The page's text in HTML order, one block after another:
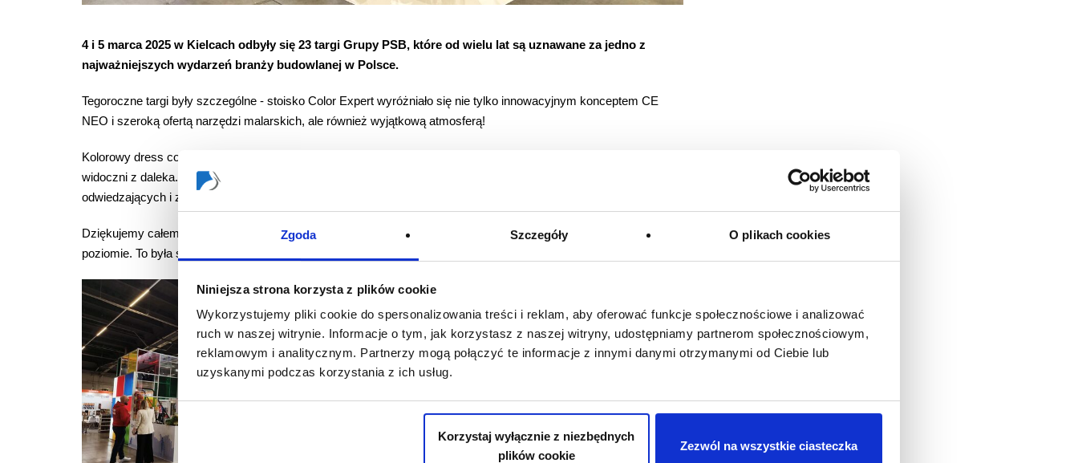
Zgoda Szczegóły O plikach cookies
Niniejsza strona korzysta z plików cookie
Wykorzystujemy pliki cookie do spersonalizowania treści i reklam, aby oferować funkcje społecznościowe i analizować
ruch w naszej witrynie. Informacje o tym, jak korzystasz z naszej witryny, udostępniamy partnerom społecznościowym,
reklamowym i analitycznym. Partnerzy mogą połączyć te informacje z innymi danymi otrzymanymi od Ciebie lub
uzyskanymi podczas korzystania z ich usług.
Korzystaj wyłącznie z niezbędnych
plików cookie
Zezwól na wszystkie ciasteczka
4 i 5 marca 2025 w Kielcach odbyły się 23 targi Grupy PSB, które od wielu lat są uznawane za jedno z
najważniejszych wydarzeń branży budowlanej w Polsce.
Tegoroczne targi były szczególne - stoisko Color Expert wyróżniało się nie tylko innowacyjnym konceptem CE
NEO i szeroką ofertą narzędzi malarskich, ale również wyjątkową atmosferą!
Kolorowy dress code – bluzy w barwach marki – podkreślał zgranie naszego zespołu i sprawił, że byliśmy
widoczni z daleka. Dodatkowo automat do koszykówki okazał się strzałem w dziesiątkę, przyciągając uwagę
odwiedzających i zapewniając świetną zabawę zarówno gościom, jak i nam!
Dziękujemy całemu zespołowi za niesamowite zaangażowanie i obsługę naszego stoiska na najwyższym
poziomie. To była świetna robota!